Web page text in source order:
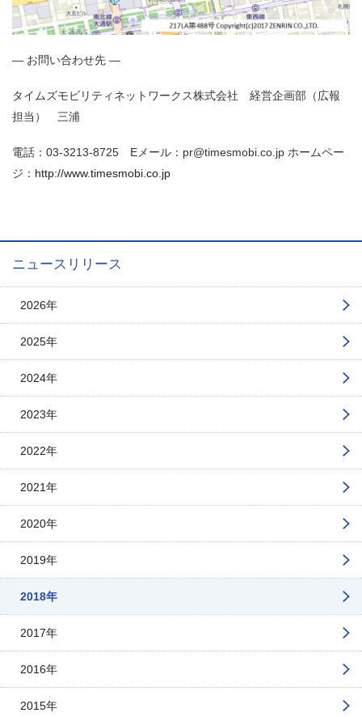
― お問い合わせ先 ―
タイムズモビリティネットワークス株式会社 経営企画部（広報
担当） 三浦
電話：03-3213-8725 Eメール：pr@timesmobi.co.jp ホームペー
ジ： http://www.timesmobi.co.jp
ニュースリリース
2026年
2025年
2024年
2023年
2022年
2021年
2020年
2019年
2018年
2017年
2016年
2015年